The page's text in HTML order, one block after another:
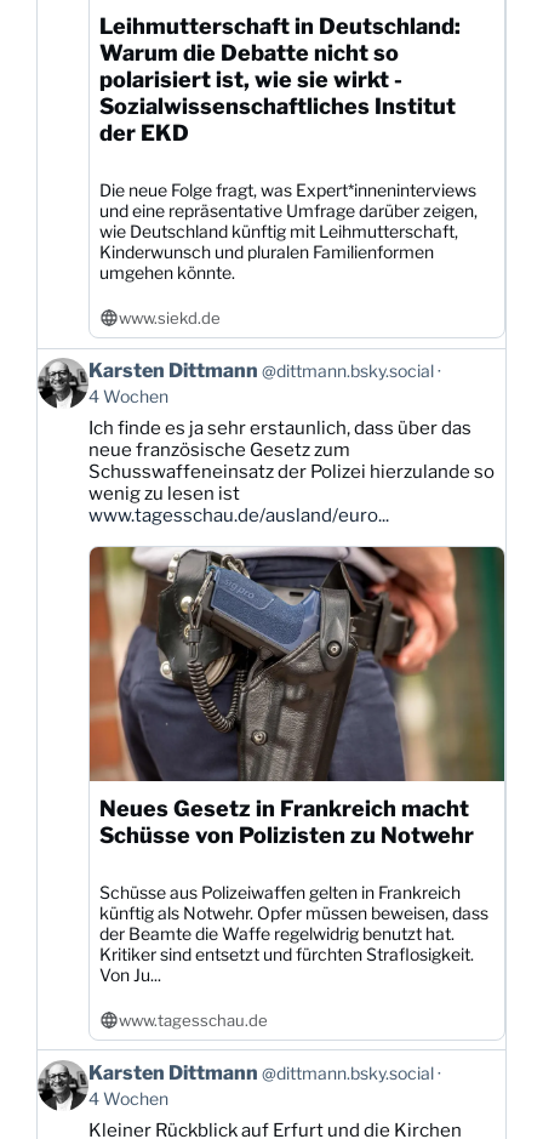
Leihmutterschaft in Deutschland:
Warum die Debatte nicht so
polarisiert ist, wie sie wirkt -
Sozialwissenschaftliches Institut
der EKD
Die neue Folge fragt, was Expert*inneninterviews
und eine repräsentative Umfrage darüber zeigen,
wie Deutschland künftig mit Leihmutterschaft,
Kinderwunsch und pluralen Familienformen
umgehen könnte.
www.siekd.de
Beitrag
von
Karsten
Dittmann
Bluesky
ansehen
Karsten Dittmann @dittmann.bsky.social
4 Wochen
Ich finde es ja sehr erstaunlich, dass über das
neue französische Gesetz zum
Schusswaffeneinsatz der Polizei hierzulande so
wenig zu lesen ist
www.tagesschau.de/ausland/euro...
Neues Gesetz in Frankreich macht
Schüsse von Polizisten zu Notwehr
Schüsse aus Polizeiwaffen gelten in Frankreich
künftig als Notwehr. Opfer müssen beweisen, dass
der Beamte die Waffe regelwidrig benutzt hat.
Kritiker sind entsetzt und fürchten Straflosigkeit.
Von Ju...
www.tagesschau.de
Beitrag
von
Karsten
Karsten Dittmann @dittmann.bsky.social
4 Wochen
Kleiner Rückblick auf Erfurt und die Kirchen